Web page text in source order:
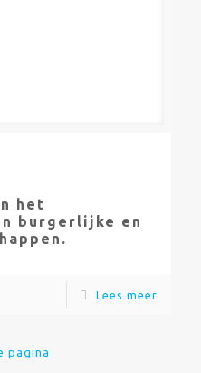
het
burgerlijke en
Lees meer
pagina